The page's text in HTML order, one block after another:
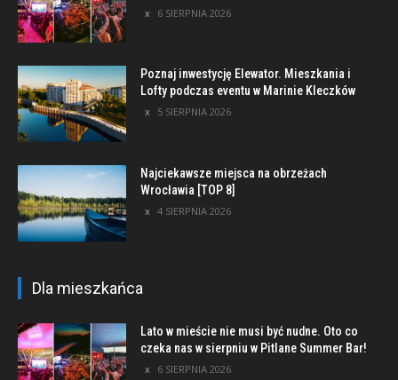
6 SIERPNIA 2026
Poznaj inwestycję Elewator. Mieszkania i
Lofty podczas eventu w Marinie Kleczków
5 SIERPNIA 2026
Najciekawsze miejsca na obrzeżach
Wrocławia [TOP 8]
4 SIERPNIA 2026
Dla mieszkańca
Lato w mieście nie musi być nudne. Oto co
czeka nas w sierpniu w Pitlane Summer Bar!
6 SIERPNIA 2026